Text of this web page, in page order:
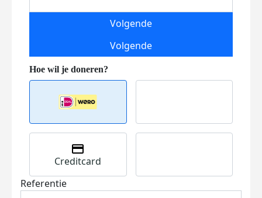
Volgende
Volgende
Creditcard
Referentie